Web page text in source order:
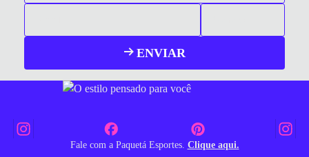
ENVIAR
Fale com a Paquetá Esportes. Clique aqui.